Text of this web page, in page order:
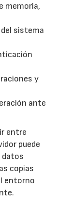
memoria,
sistema
y
ante
entre
puede
datos
copias
entorno